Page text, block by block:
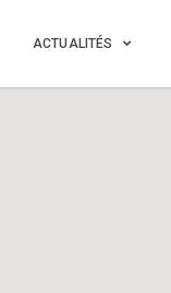
ACTUALITÉS